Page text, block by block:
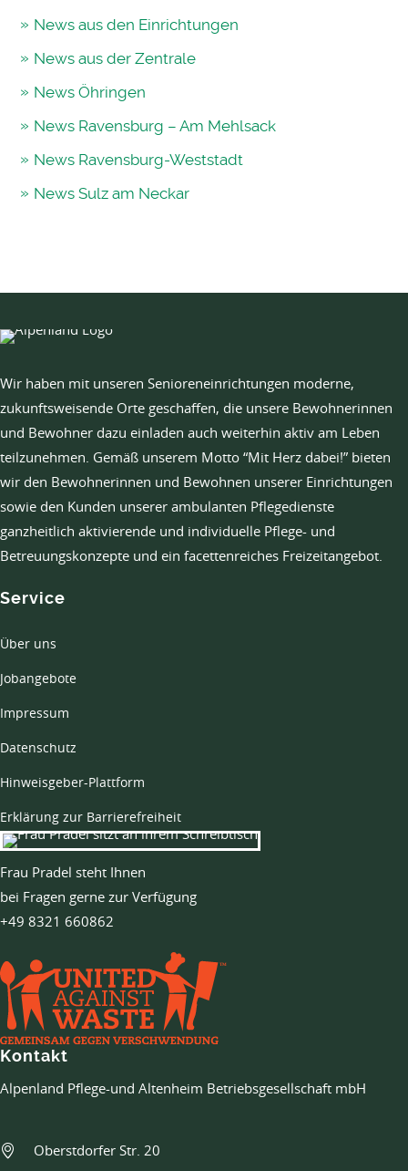
News aus den Einrichtungen
News aus der Zentrale
News Öhringen
News Ravensburg – Am Mehlsack
News Ravensburg-Weststadt
News Sulz am Neckar
Wir haben mit unseren Senioreneinrichtungen moderne,
zukunftsweisende Orte geschaffen, die unsere Bewohnerinnen
und Bewohner dazu einladen auch weiterhin aktiv am Leben
teilzunehmen. Gemäß unserem Motto “Mit Herz dabei!” bieten
wir den Bewohnerinnen und Bewohnen unserer Einrichtungen
sowie den Kunden unserer ambulanten Pflegedienste
ganzheitlich aktivierende und individuelle Pflege- und
Betreuungskonzepte und ein facettenreiches Freizeitangebot.
Service
Über uns
Jobangebote
Impressum
Datenschutz
Hinweisgeber-Plattform
Erklärung zur Barrierefreiheit
Frau Pradel steht Ihnen
bei Fragen gerne zur Verfügung
+49 8321 660862
Kontakt
Alpenland Pflege-und Altenheim Betriebsgesellschaft mbH
Oberstdorfer Str. 20